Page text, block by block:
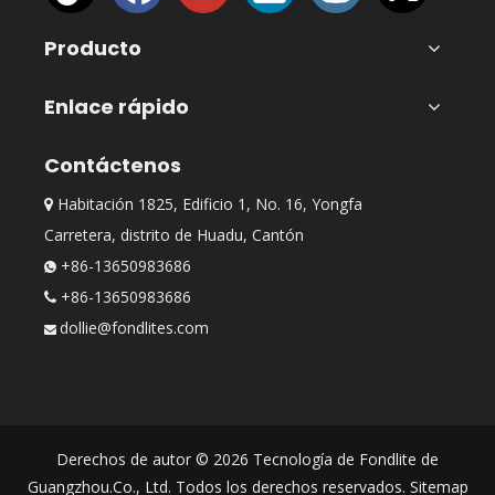
Producto
Enlace rápido
Contáctenos
 Habitación 1825, Edificio 1, No. 16, Yongfa
Carretera, distrito de Huadu, Cantón
 +86-13650983686
 +86-13650983686
 dollie@fondlites.com
Derechos de autor © 2026 Tecnología de Fondlite de
Guangzhou.Co., Ltd. Todos los derechos reservados. Sitemap